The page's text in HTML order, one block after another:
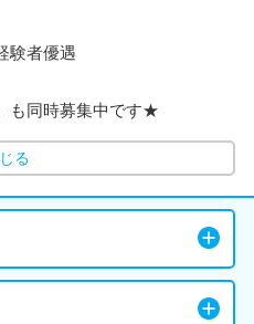
験者優遇
も同時募集中です★
る